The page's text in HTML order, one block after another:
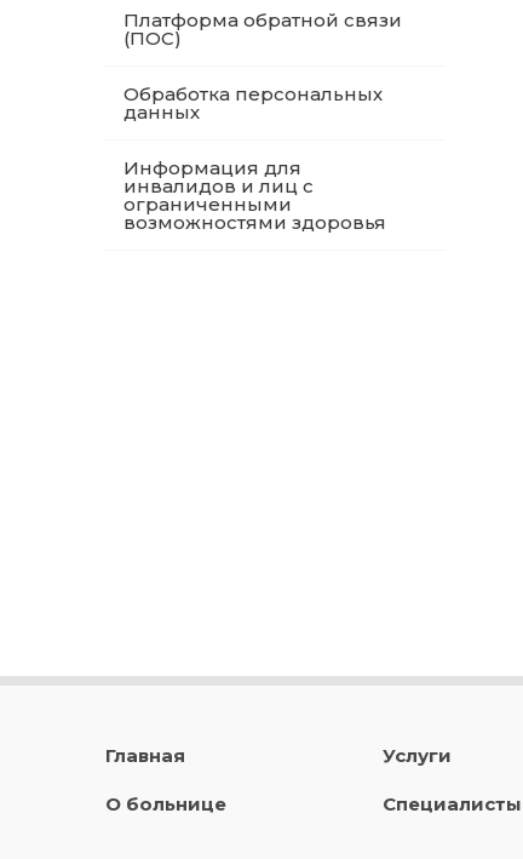
Платформа обратной связи
(ПОС)
Обработка персональных
данных
Информация для
инвалидов и лиц с
ограниченными
возможностями здоровья
Главная
О больнице
Услуги
Специалисты